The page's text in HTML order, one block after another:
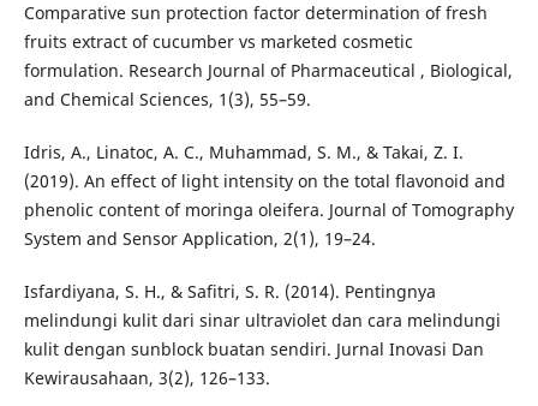
Comparative sun protection factor determination of fresh
fruits extract of cucumber vs marketed cosmetic
formulation. Research Journal of Pharmaceutical , Biological,
and Chemical Sciences, 1(3), 55–59.
Idris, A., Linatoc, A. C., Muhammad, S. M., & Takai, Z. I.
(2019). An effect of light intensity on the total flavonoid and
phenolic content of moringa oleifera. Journal of Tomography
System and Sensor Application, 2(1), 19–24.
Isfardiyana, S. H., & Safitri, S. R. (2014). Pentingnya
melindungi kulit dari sinar ultraviolet dan cara melindungi
kulit dengan sunblock buatan sendiri. Jurnal Inovasi Dan
Kewirausahaan, 3(2), 126–133.